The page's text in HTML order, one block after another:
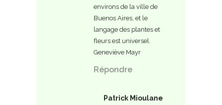
environs de la ville de
Buenos Aires, et le
langage des plantes et
fleurs est universel.
Geneviève Mayr
Répondre
Patrick Mioulane